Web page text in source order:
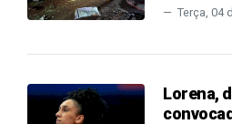
Terça, 04
Lorena,